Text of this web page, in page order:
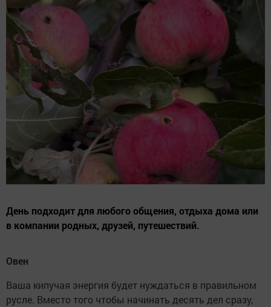
День подходит для любого общения, отдыха дома или
в компании родных, друзей, путешествий.
Овен
Ваша кипучая энергия будет нуждаться в правильном
русле. Вместо того чтобы начинать десять дел сразу,